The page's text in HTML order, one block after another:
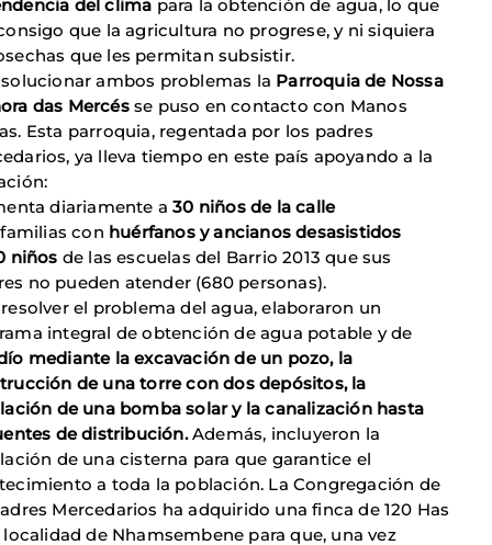
del clima para la obtención de agua, lo que
que la agricultura no progrese, y ni siquiera
que les permitan subsistir.
solucionar ambos problemas la Parroquia de Nossa
das Mercésse puso en contacto con Manos
Esta parroquia, regentada por los padres
ya lleva tiempo en este país apoyando a la
diariamente a30 niños de la calle
con huérfanos y ancianos desasistidos
niños de las escuelas del Barrio 2013 que sus
no pueden atender (680 personas).
el problema del agua, elaboraron un
integral de obtención de agua potable y de
mediante la excavación de un pozo, la
de una torre con dos depósitos, la
de una bomba solar y la canalización hasta
de distribución.Además, incluyeron la
de una cisterna para que garantice el
a toda la población. La Congregación de
Mercedarios ha adquirido una finca de 120 Has
localidad de Nhamsembene para que, una vez